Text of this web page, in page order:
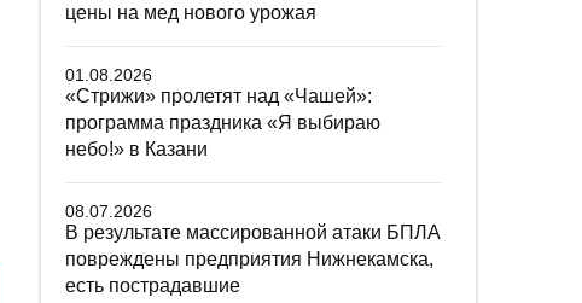
цены на мед нового урожая
01.08.2026
«Стрижи» пролетят над «Чашей»:
программа праздника «Я выбираю
небо!» в Казани
08.07.2026
В результате массированной атаки БПЛА
повреждены предприятия Нижнекамска,
есть пострадавшие